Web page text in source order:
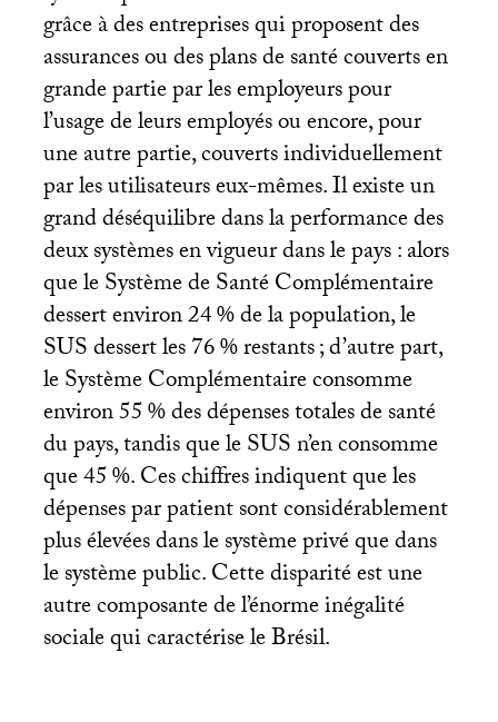
grâce à des entreprises qui proposent des
assurances ou des plans de santé couverts en
grande partie par les employeurs pour
l’usage de leurs employés ou encore, pour
une autre partie, couverts individuellement
par les utilisateurs eux-mêmes. Il existe un
grand déséquilibre dans la performance des
deux systèmes en vigueur dans le pays : alors
que le Système de Santé Complémentaire
dessert environ 24% de la population, le
SUSdessert les 76% restants; d’autre part,
le Système Complémentaire consomme
environ 55% des dépenses totales de santé
du pays, tandis que leSUSn’en consomme
que 45%. Ces chiffres indiquent que les
dépenses par patient sont considérablement
plus élevées dans le système privé que dans
le système public. Cette disparité est une
autre composante de l’énorme inégalité
sociale qui caractérise le Brésil.